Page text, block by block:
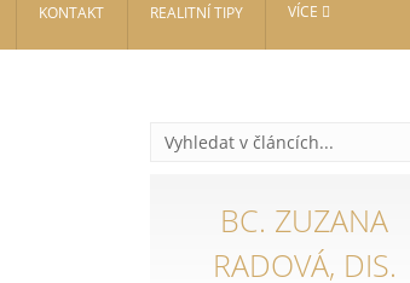
KONTAKT REALITNÍ TIPY VÍCE
BC. ZUZANA
RADOVÁ, DIS.